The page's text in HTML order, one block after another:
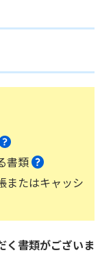
組み
用とは？
手のひらに～
ディア
書類
またはキャッシ
く書類がございま